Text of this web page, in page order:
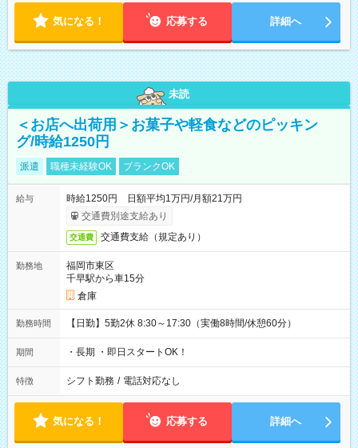
気になる！ 応募する 詳細へ
未読
＜お店へ出荷用＞お菓子や軽食などのピッキン
グ/時給1250円
派遣 職種未経験OK ブランクOK
給与
時給1250円 日額平均1万円/月額21万円
交通費別途支給あり
交通費 交通費支給（規定あり）
勤務地
福岡市東区
千早駅から車15分
倉庫
勤務時間 【日勤】5勤2休 8:30～17:30（実働8時間/休憩60分）
期間 ・長期 ・即日スタートOK！
特徴 シフト勤務 / 電話対応なし
気になる！ 応募する 詳細へ